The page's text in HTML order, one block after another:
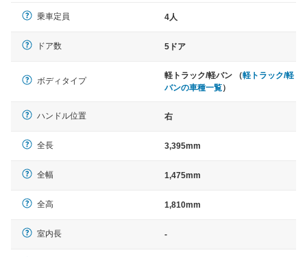
乗車定員 4人
ドア数 5ドア
ボディタイプ
軽トラック/軽バン （軽トラック/軽
バンの車種一覧）
ハンドル位置 右
全長 3,395mm
全幅 1,475mm
全高 1,810mm
室内長 -